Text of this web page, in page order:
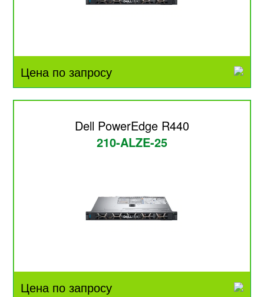
Цена по запросу
Dell PowerEdge R440
210-ALZE-25
Цена по запросу